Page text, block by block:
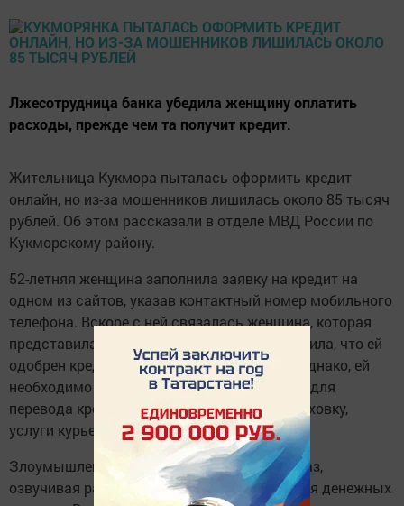
Лжесотрудница банка убедила женщину оплатить
расходы, прежде чем та получит кредит.
Жительница Кукмора пыталась оформить кредит
онлайн, но из-за мошенников лишилась около 85 тысяч
рублей. Об этом рассказали в отделе МВД России по
Кукморскому району.
52-летняя женщина заполнила заявку на кредит на
одном из сайтов, указав контактный номер мобильного
телефона. Вскоре с ней связалась женщина, которая
представилась сотрудницей банка и сообщила, что ей
одобрен кредит на сумму 700 000 рублей. Однако, ей
необходимо перечислить некоторую сумму для
перевода кредита на ее счет, оплатить страховку,
услуги курьера и первоначальный взнос.
Злоумышленница звонила ей несколько раз,
озвучивая разные поводы для перечисления денежных